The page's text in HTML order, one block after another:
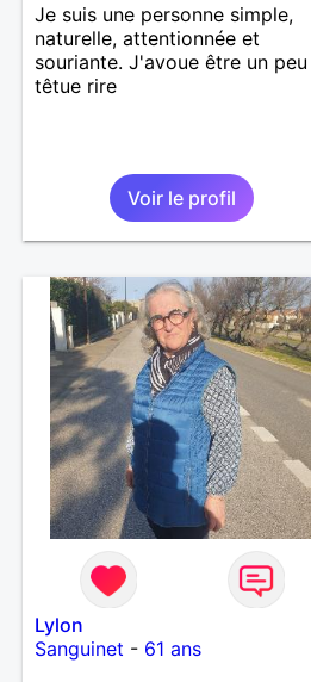
Je suis une personne simple,
naturelle, attentionnée et
souriante. J'avoue être un peu
têtue rire
Voir le profil
Lylon
Sanguinet - 61 ans